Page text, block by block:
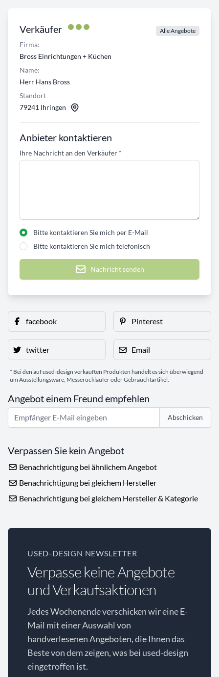
Verkäufer Alle Angebote
Firma:
Bross Einrichtungen + Küchen
Name:
Herr Hans Bross
Standort
79241 Ihringen
Anbieter kontaktieren
Ihre Nachricht an den Verkäufer *
Bitte kontaktieren Sie mich per E-Mail
Bitte kontaktieren Sie mich telefonisch
Nachricht senden
facebook Pinterest
twitter Email
* Bei den auf used-design verkauften Produkten handelt es sich überwiegend
um Ausstellungsware, Messerückläufer oder Gebrauchtartikel.
Angebot einem Freund empfehlen
Abschicken
Verpassen Sie kein Angebot
Benachrichtigung bei ähnlichem Angebot
Benachrichtigung bei gleichem Hersteller
Benachrichtigung bei gleichem Hersteller & Kategorie
USED-DESIGN NEWSLETTER
Verpasse keine Angebote
und Verkaufsaktionen
Jedes Wochenende verschicken wir eine E-
Mail mit einer Auswahl von
handverlesenen Angeboten, die Ihnen das
Beste von dem zeigen, was bei used-design
eingetroffen ist.